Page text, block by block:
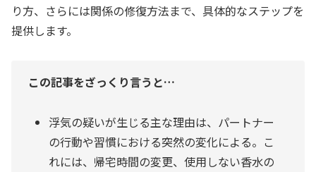
り方、さらには関係の修復方法まで、具体的なステップを
提供します。
この記事をざっくり言うと…
浮気の疑いが生じる主な理由は、パートナー
の行動や習慣における突然の変化による。こ
れには、帰宅時間の変更、使用しない香水の